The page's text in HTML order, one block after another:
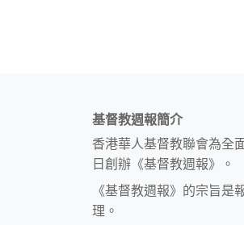
基督教週報簡介
香港華人基督教聯會為全
日創辦《基督教週報》。
《基督教週報》的宗旨
理。